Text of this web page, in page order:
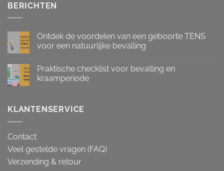
BERICHTEN
Ontdek de voordelen van een geboorte TENS
voor een natuurlijke bevalling
Praktische checklist voor bevalling en
kraamperiode
KLANTENSERVICE
Contact
Veel gestelde vragen (FAQ)
Verzending & retour